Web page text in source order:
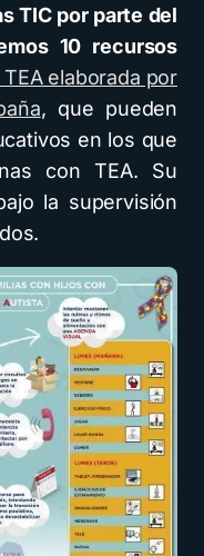
TIC por parte del
10 recursos
TEA elaborada por
, que pueden
en los que
con TEA. Su
la supervisión